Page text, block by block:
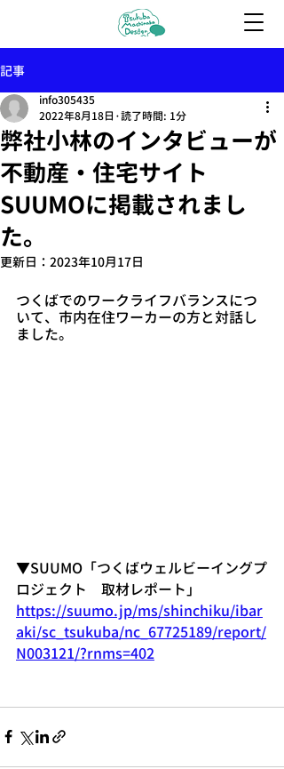
記事
弊社小林のインタビューが
不動産・住宅サイト
SUUMOに掲載されまし
た。
info305435
2022年8月18日 読了時間: 1分
更新日： 2023年10月17日
つくばでのワークライフバランスにつ
いて、市内在住ワーカーの方と対話し
ました。
▼SUUMO「つくばウェルビーイングプ
ロジェクト　取材レポート」
https://suumo.jp/ms/shinchiku/ibar
aki/sc_tsukuba/nc_67725189/report/
N003121/?rnms=402